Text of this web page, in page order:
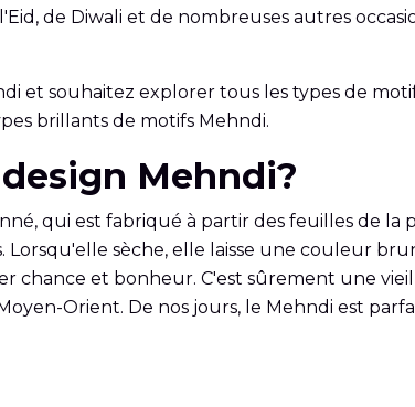
de Diwali et de nombreuses autres
et souhaitez explorer tous les types de
brillants de motifs Mehndi.
Mehndi?
qui est fabriqué à partir des feuilles de
Lorsqu'elle sèche, elle laisse une couleur
chance et bonheur. C'est sûrement une
Orient. De nos jours, le Mehndi est